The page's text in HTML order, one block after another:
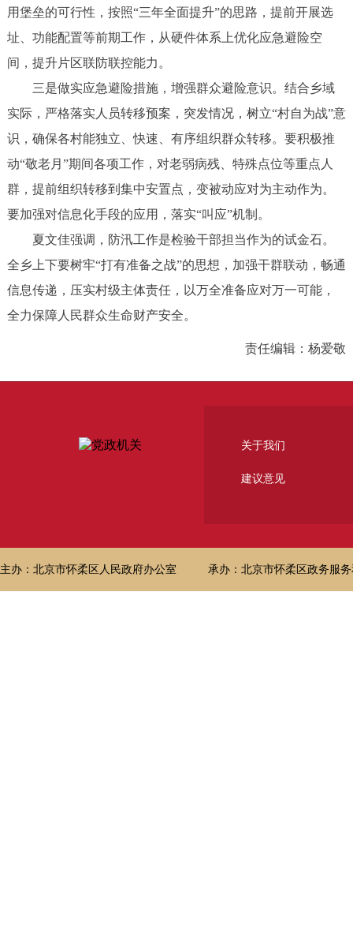
用堡垒的可行性，按照“三年全面提升”的思路，提前开展选
址、功能配置等前期工作，从硬件体系上优化应急避险空
间，提升片区联防联控能力。
三是做实应急避险措施，增强群众避险意识。结合乡域
实际，严格落实人员转移预案，突发情况，树立“村自为战”意
识，确保各村能独立、快速、有序组织群众转移。要积极推
动“敬老月”期间各项工作，对老弱病残、特殊点位等重点人
群，提前组织转移到集中安置点，变被动应对为主动作为。
要加强对信息化手段的应用，落实“叫应”机制。
夏文佳强调，防汛工作是检验干部担当作为的试金石。
全乡上下要树牢“打有准备之战”的思想，加强干群联动，畅通
信息传递，压实村级主体责任，以万全准备应对万一可能，
全力保障人民群众生命财产安全。
责任编辑：杨爱敬
关于我们
建议意见
主办：北京市怀柔区人民政府办公室 承办：北京市怀柔区政务服